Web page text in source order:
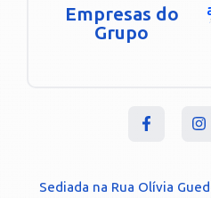
Empresas do
Grupo
Sediada na Rua Olívia